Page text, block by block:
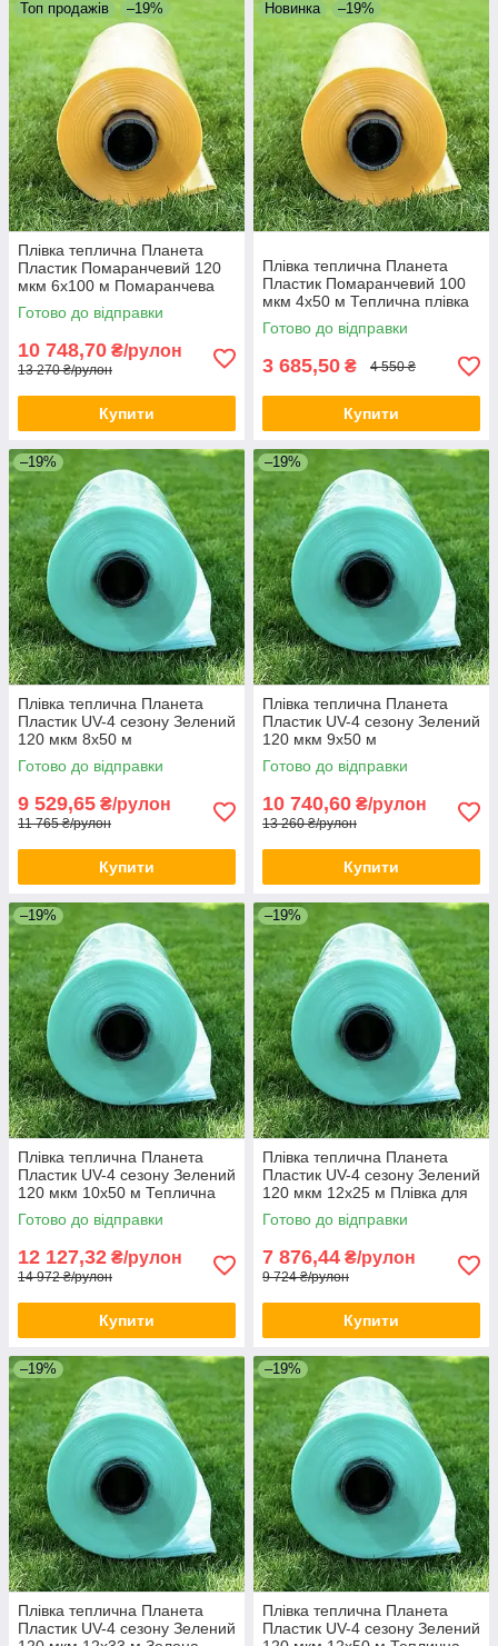
Топ продажів –19%
Плівка теплична Планета
Пластик Помаранчевий 120
мкм 6х100 м Помаранчева
плівка для теплиць Теплична
плівка
Готово до відправки
10 748,70 ₴/рулон
13 270 ₴/рулон
Купити
Новинка –19%
Плівка теплична Планета
Пластик Помаранчевий 100
мкм 4х50 м Теплична плівка
для фермерів
Водонепроникна плівка
Готово до відправки
3 685,50 ₴ 4 550 ₴
Купити
–19%
Плівка теплична Планета
Пластик UV-4 сезону Зелений
120 мкм 8х50 м
Поліетиленова теплична
плівка
Готово до відправки
9 529,65 ₴/рулон
11 765 ₴/рулон
Купити
–19%
Плівка теплична Планета
Пластик UV-4 сезону Зелений
120 мкм 9х50 м
Поліетиленова теплична
плівка
Готово до відправки
10 740,60 ₴/рулон
13 260 ₴/рулон
Купити
–19%
Плівка теплична Планета
Пластик UV-4 сезону Зелений
120 мкм 10х50 м Теплична
плівка для теплиці на 50
метрів
Готово до відправки
12 127,32 ₴/рулон
14 972 ₴/рулон
Купити
–19%
Плівка теплична Планета
Пластик UV-4 сезону Зелений
120 мкм 12х25 м Плівка для
зимової теплиці
Готово до відправки
7 876,44 ₴/рулон
9 724 ₴/рулон
Купити
–19%
Плівка теплична Планета
Пластик UV-4 сезону Зелений
–19%
Плівка теплична Планета
Пластик UV-4 сезону Зелений